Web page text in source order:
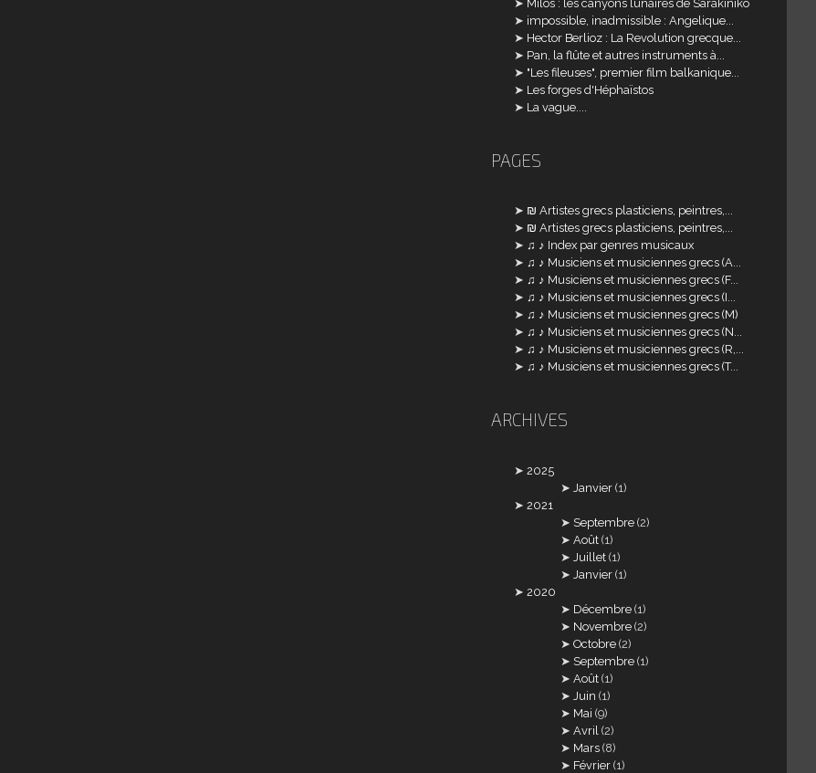
Milos : les canyons lunaires de Sarakiniko
impossible, inadmissible : Angelique...
Hector Berlioz : La Revolution grecque...
Pan, la flûte et autres instruments à...
"Les fileuses", premier film balkanique...
Les forges d'Héphaïstos
La vague....
PAGES
₪ Artistes grecs plasticiens, peintres,...
₪ Artistes grecs plasticiens, peintres,...
♫ ♪ Index par genres musicaux
♫ ♪ Musiciens et musiciennes grecs (A...
♫ ♪ Musiciens et musiciennes grecs (F...
♫ ♪ Musiciens et musiciennes grecs (I...
♫ ♪ Musiciens et musiciennes grecs (M)
♫ ♪ Musiciens et musiciennes grecs (N...
♫ ♪ Musiciens et musiciennes grecs (R,...
♫ ♪ Musiciens et musiciennes grecs (T...
ARCHIVES
2025
Janvier (1)
2021
Septembre (2)
Août (1)
Juillet (1)
Janvier (1)
2020
Décembre (1)
Novembre (2)
Octobre (2)
Septembre (1)
Août (1)
Juin (1)
Mai (9)
Avril (2)
Mars (8)
Février (1)